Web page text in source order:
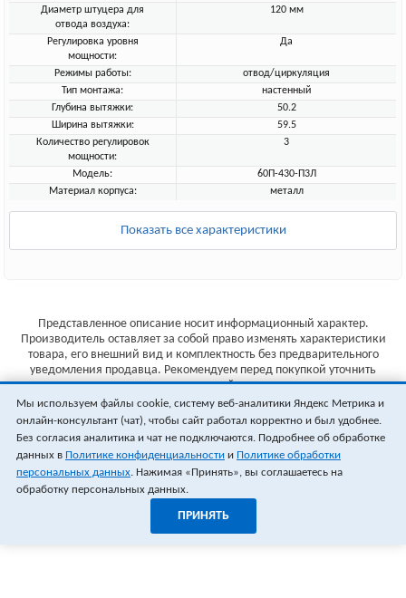
Диаметр штуцера для
отвода воздуха:
120 мм
Регулировка уровня
мощности:
Да
Режимы работы:
отвод/циркуляция
Тип монтажа:
настенный
Глубина вытяжки:
50.2
Ширина вытяжки:
59.5
Количество регулировок
мощности:
3
Модель:
60П-430-П3Л
Материал корпуса:
металл
Показать все характеристики
Представленное описание носит информационный характер.
Производитель оставляет за собой право изменять характеристики
товара, его внешний вид и комплектность без предварительного
уведомления продавца. Рекомендуем перед покупкой уточнить
характеристики товара на сайте производителя.
Указанные цены не являются публичной офертой (ст.435 ГК РФ).
Стоимость и наличие товара уточняйте у менеджера.
Мы используем файлы cookie, систему веб-аналитики Яндекс Метрика и
онлайн-консультант (чат), чтобы сайт работал корректно и был удобнее.
Без согласия аналитика и чат не подключаются. Подробнее об обработке
данных в Политике конфиденциальности и Политике обработки
персональных данных. Нажимая «Принять», вы соглашаетесь на
обработку персональных данных.
ПРИНЯТЬ